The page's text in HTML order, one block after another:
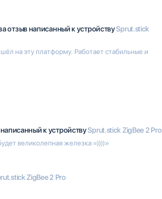
отзыв написанный к устройствуSprut.stick
на эту платформу. Работает стабильные и
к устройствуSprut.stick ZigBee 2 Pro
великолепная железка =))))»
ZigBee 2 Pro